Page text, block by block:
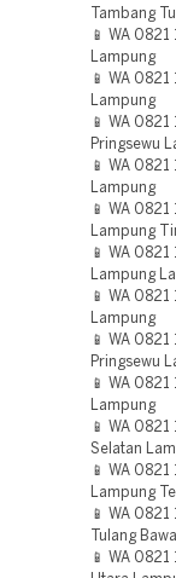
Tambang
📱 WA
Lampung
📱 WA
Lampung
📱 WA
Pringsewu
📱 WA
Lampung
📱 WA
Lampung
📱 WA
Lampung
📱 WA
Lampung
📱 WA
Pringsewu
📱 WA
Lampung
📱 WA
Selatan
📱 WA
Lampung
📱 WA
Tulang
📱 WA